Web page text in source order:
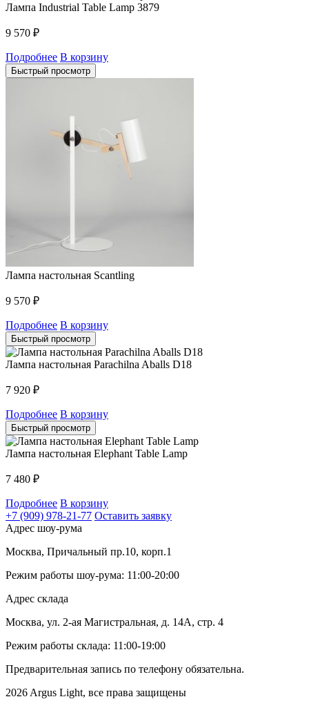
Лампа Industrial Table Lamp 3879
9 570 ₽
Подробнее В корзину
Быстрый просмотр
Лампа настольная Scantling
9 570 ₽
Подробнее В корзину
Быстрый просмотр
Лампа настольная Parachilna Aballs D18
7 920 ₽
Подробнее В корзину
Быстрый просмотр
Лампа настольная Elephant Table Lamp
7 480 ₽
Подробнее В корзину
+7 (909) 978-21-77 Оставить заявку
Адрес шоу-рума
Москва, Причальный пр.10, корп.1
Режим работы шоу-рума: 11:00-20:00
Адрес склада
Москва, ул. 2-ая Магистральная, д. 14А, стр. 4
Режим работы склада: 11:00-19:00
Предварительная запись по телефону обязательна.
2026 Argus Light, все права защищены